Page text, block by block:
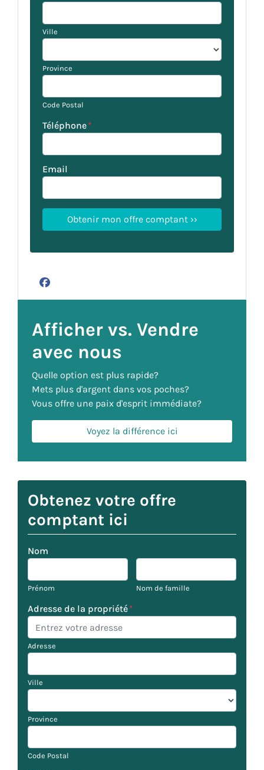
Ville
Province
Code Postal
Téléphone*
Email
Facebook
Afficher vs. Vendre
avec nous
Quelle option est plus rapide?
Mets plus d'argent dans vos poches?
Vous offre une paix d'esprit immédiate?
Voyez la différence ici
Obtenez votre offre
comptant ici
Nom
Prénom Nom de famille
Adresse de la propriété*
Adresse
Ville
Province
Code Postal